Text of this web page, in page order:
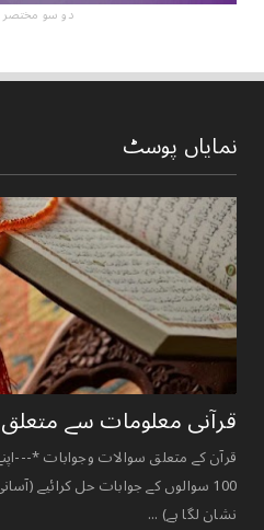
دو سو مختصر
نمایاں پوسٹ
قرآنی ‏معلومات ‏سے
قرآن کے متعلق سوالات وجوابات *---
100 سوالوں کے جوابات حل کرائیے
نشان لگا ہے) ...